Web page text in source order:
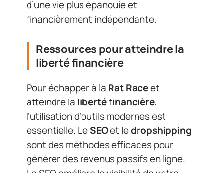
d’une vie plus épanouie et
financièrement indépendante.
Ressources pour atteindre la
liberté financière
Pour échapper à la Rat Raceet
atteindre la liberté financière,
l’utilisation d’outils modernes est
essentielle. LeSEOet ledropshipping
sont des méthodes efficaces pour
générer des revenus passifs en ligne.